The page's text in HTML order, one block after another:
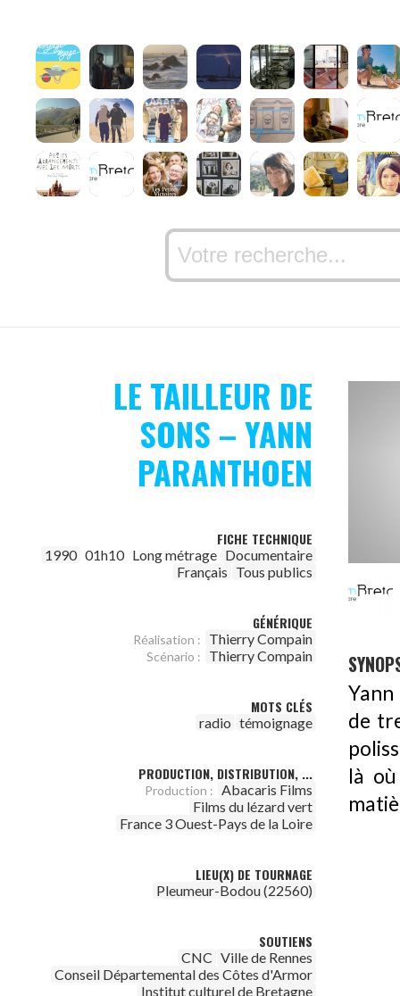
LE TAILLEUR DE
SONS – YANN
PARANTHOEN
FICHE TECHNIQUE
1990 01h10 Long métrage Documentaire
Français Tous publics
GÉNÉRIQUE
Réalisation : Thierry Compain
Scénario : Thierry Compain
MOTS CLÉS
radio témoignage
PRODUCTION, DISTRIBUTION, ...
Production : Abacaris Films
Films du lézard vert
France 3 Ouest-Pays de la Loire
LIEU(X) DE TOURNAGE
Pleumeur-Bodou (22560)
SOUTIENS
CNC Ville de Rennes
Conseil Départemental des Côtes d'Armor
Institut culturel de Bretagne
de
là